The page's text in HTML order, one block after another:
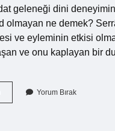
geleneği dini
olmayan ne demek?
ve eyleminin etkisi
ve onu kaplayan bir
Tasavvufta
Yorum Bırak